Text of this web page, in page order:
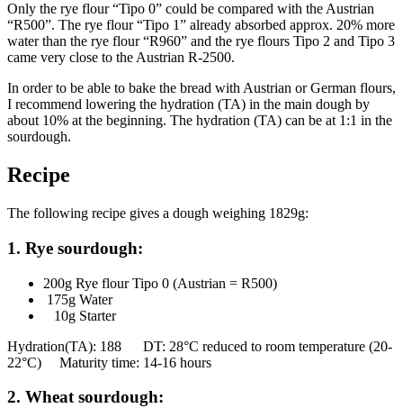
Only the rye flour “Tipo 0” could be compared with the Austrian
“R500”. The rye flour “Tipo 1” already absorbed approx. 20% more
water than the rye flour “R960” and the rye flours Tipo 2 and Tipo 3
came very close to the Austrian R-2500.
In order to be able to bake the bread with Austrian or German flours,
I recommend lowering the hydration (TA) in the main dough by
about 10% at the beginning. The hydration (TA) can be at 1:1 in the
sourdough.
Recipe
The following recipe gives a dough weighing 1829g:
1. Rye sourdough:
200g Rye flour Tipo 0 (Austrian = R500)
175g Water
10g Starter
Hydration(TA): 188 DT: 28°C reduced to room temperature (20-
22°C) Maturity time: 14-16 hours
2. Wheat sourdough: